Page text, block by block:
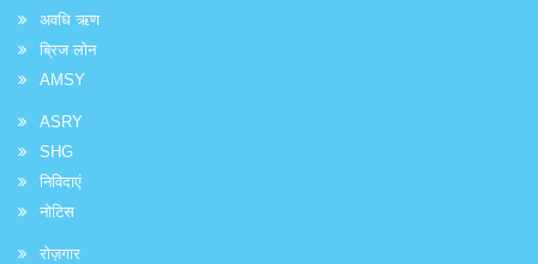
अवधि ऋण
ब्रिज लोन
AMSY
ASRY
SHG
निविदाएं
नोटिस
रोज़गार